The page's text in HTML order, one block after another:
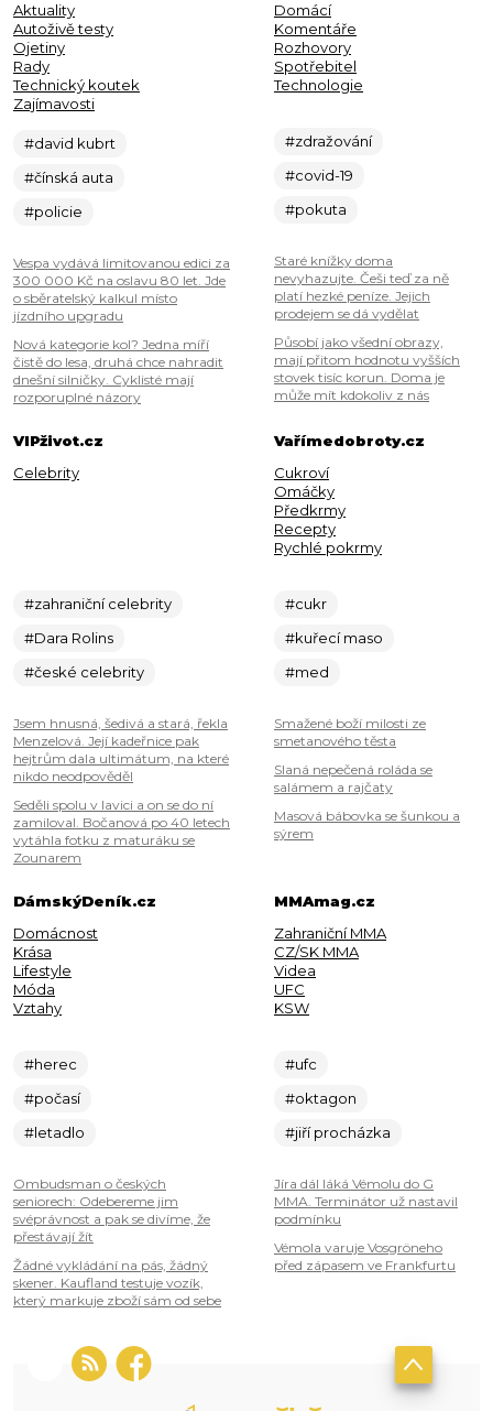
Aktuality
Autoživě testy
Ojetiny
Rady
Technický koutek
Zajímavosti
#david kubrt
#čínská auta
#policie
Vespa vydává limitovanou edici za
300 000 Kč na oslavu 80 let. Jde
o sběratelský kalkul místo
jízdního upgradu
Nová kategorie kol? Jedna míří
čistě do lesa, druhá chce nahradit
dnešní silničky. Cyklisté mají
rozporuplné názory
Domácí
Komentáře
Rozhovory
Spotřebitel
Technologie
#zdražování
#covid-19
#pokuta
Staré knížky doma
nevyhazujte. Češi teď za ně
platí hezké peníze. Jejich
prodejem se dá vydělat
Působí jako všední obrazy,
mají přitom hodnotu vyšších
stovek tisíc korun. Doma je
může mít kdokoliv z nás
VIPživot.cz
Celebrity
#zahraniční celebrity
#Dara Rolins
#české celebrity
Jsem hnusná, šedivá a stará, řekla
Menzelová. Její kadeřnice pak
hejtrům dala ultimátum, na které
nikdo neodpověděl
Seděli spolu v lavici a on se do ní
zamiloval. Bočanová po 40 letech
vytáhla fotku z maturáku se
Zounarem
Vařímedobroty.cz
Cukroví
Omáčky
Předkrmy
Recepty
Rychlé pokrmy
#cukr
#kuřecí maso
#med
Smažené boží milosti ze
smetanového těsta
Slaná nepečená roláda se
salámem a rajčaty
Masová bábovka se šunkou a
sýrem
DámskýDeník.cz
Domácnost
Krása
Lifestyle
Móda
Vztahy
#herec
#počasí
#letadlo
Ombudsman o českých
seniorech: Odebereme jim
svéprávnost a pak se divíme, že
přestávají žít
Žádné vykládání na pás, žádný
skener. Kaufland testuje vozík,
který markuje zboží sám od sebe
MMAmag.cz
Zahraniční MMA
CZ/SK MMA
Videa
UFC
KSW
#ufc
#oktagon
#jiří procházka
Jíra dál láká Vémolu do G
MMA. Terminátor už nastavil
podmínku
Vémola varuje Vosgröneho
před zápasem ve Frankfurtu